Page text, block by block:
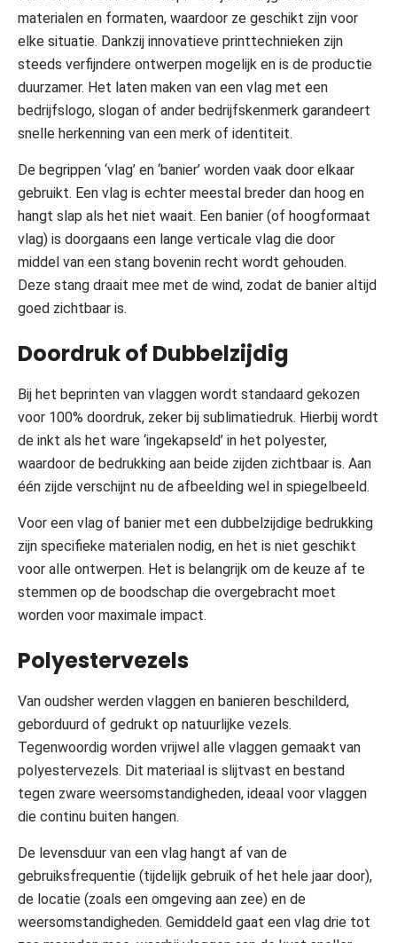
materialen en formaten, waardoor ze geschikt zijn voor
elke situatie. Dankzij innovatieve printtechnieken zijn
steeds verfijndere ontwerpen mogelijk en is de productie
duurzamer. Het laten maken van een vlag met een
bedrijfslogo, slogan of ander bedrijfskenmerk garandeert
snelle herkenning van een merk of identiteit.
De begrippen ‘vlag’ en ‘banier’ worden vaak door elkaar
gebruikt. Een vlag is echter meestal breder dan hoog en
hangt slap als het niet waait. Een banier (of hoogformaat
vlag) is doorgaans een lange verticale vlag die door
middel van een stang bovenin recht wordt gehouden.
Deze stang draait mee met de wind, zodat de banier altijd
goed zichtbaar is.
Doordruk of Dubbelzijdig
Bij het beprinten van vlaggen wordt standaard gekozen
voor 100% doordruk, zeker bij sublimatiedruk. Hierbij wordt
de inkt als het ware ‘ingekapseld’ in het polyester,
waardoor de bedrukking aan beide zijden zichtbaar is. Aan
één zijde verschijnt nu de afbeelding wel in spiegelbeeld.
Voor een vlag of banier met een dubbelzijdige bedrukking
zijn specifieke materialen nodig, en het is niet geschikt
voor alle ontwerpen. Het is belangrijk om de keuze af te
stemmen op de boodschap die overgebracht moet
worden voor maximale impact.
Polyestervezels
Van oudsher werden vlaggen en banieren beschilderd,
geborduurd of gedrukt op natuurlijke vezels.
Tegenwoordig worden vrijwel alle vlaggen gemaakt van
polyestervezels. Dit materiaal is slijtvast en bestand
tegen zware weersomstandigheden, ideaal voor vlaggen
die continu buiten hangen.
De levensduur van een vlag hangt af van de
gebruiksfrequentie (tijdelijk gebruik of het hele jaar door),
de locatie (zoals een omgeving aan zee) en de
weersomstandigheden. Gemiddeld gaat een vlag drie tot